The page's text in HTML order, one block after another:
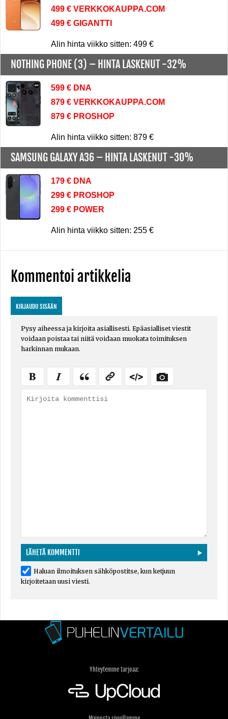
499 € VERKKOKAUPPA.COM
499 € GIGANTTI
Alin hinta viikko sitten: 499 €
NOTHING PHONE (3) – HINTA LASKENUT -32%
599 € DNA
879 € VERKKOKAUPPA.COM
879 € PROSHOP
Alin hinta viikko sitten: 879 €
SAMSUNG GALAXY A36 – HINTA LASKENUT -30%
179 € DNA
299 € PROSHOP
299 € POWER
Alin hinta viikko sitten: 255 €
Kommentoi artikkelia
KIRJAUDU SISÄÄN
Pysy aiheessa ja kirjoita asiallisesti. Epäasialliset viestit
voidaan poistaa tai niitä voidaan muokata toimituksen
harkinnan mukaan.
Haluan ilmoituksen sähköpostitse, kun ketjuun
kirjoitetaan uusi viesti.
Yhteytemme tarjoaa: